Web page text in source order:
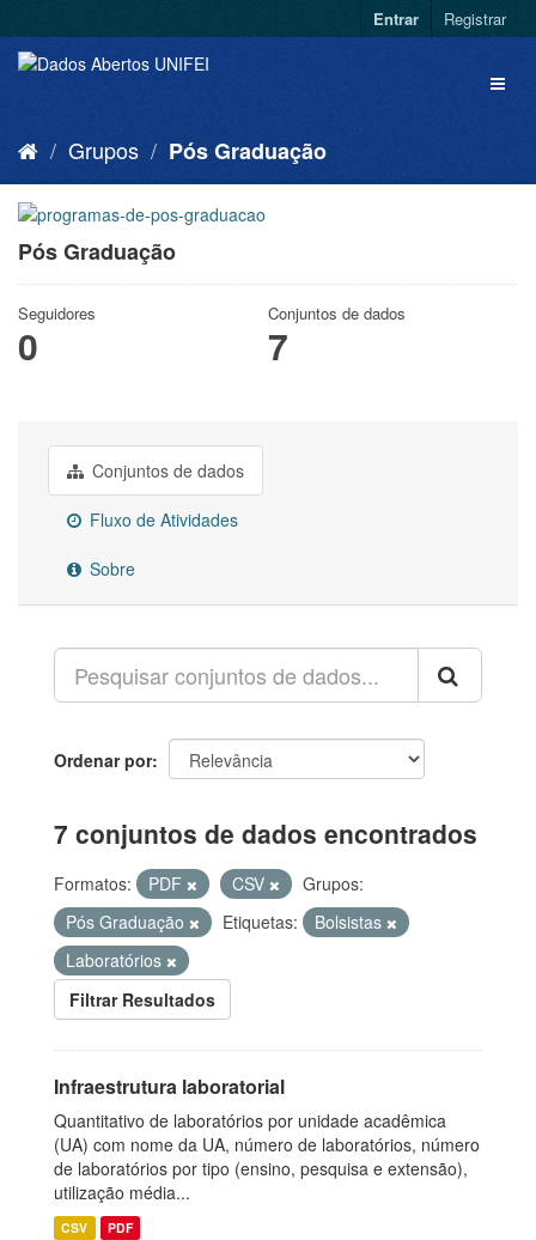
Entrar Registrar
Grupos Pós Graduação
Pós Graduação
Seguidores
0
Conjuntos de dados
7
Conjuntos de dados
Fluxo de Atividades
Sobre
Ordenar por
7 conjuntos de dados encontrados
Formatos: PDF CSV
Grupos:
Pós Graduação
Etiquetas:
Bolsistas
Laboratórios
Filtrar Resultados
Infraestrutura laboratorial
Quantitativo de laboratórios por unidade acadêmica
(UA) com nome da UA, número de laboratórios, número
de laboratórios por tipo (ensino, pesquisa e extensão),
utilização média...
CSV PDF